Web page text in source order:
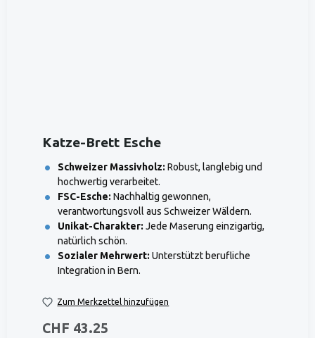
Katze-Brett Esche
Schweizer Massivholz: Robust, langlebig und
hochwertig verarbeitet.
FSC-Esche: Nachhaltig gewonnen,
verantwortungsvoll aus Schweizer Wäldern.
Unikat-Charakter: Jede Maserung einzigartig,
natürlich schön.
Sozialer Mehrwert: Unterstützt berufliche
Integration in Bern.
Zum Merkzettel hinzufügen
CHF 43.25